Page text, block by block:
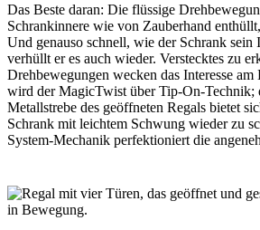
Das Beste daran: Die flüssige
Schrankinnere wie von Zauberhand
Und genauso schnell, wie der Schrank sein
verhüllt er es auch wieder. Verstecktes zu
Drehbewegungen wecken das Interesse
wird der MagicTwist über Tip-On-Technik;
Metallstrebe des geöffneten Regals bietet
Schrank mit leichtem Schwung wieder zu
System-Mechanik perfektioniert die